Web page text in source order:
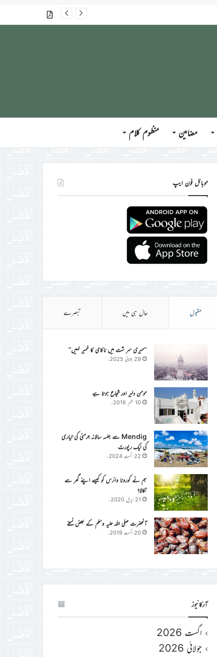
گذشتہ شمارے
مضامین منظوم کلام
موبائل فون ایپ
مقبول حال ہی میں تبصرے
’’میری سر شت میں ناکامی کا خمیر نہیں‘‘
29 جولائی 2025ء
مومن دلیر اور شجاع ہوتا ہے
10 ستمبر 2019ء
Mendig سے جلسہ سالانہ جرمنی کی تیاری
کی ایک رپورٹ
22 اگست 2024ء
ہم نے کورونا وائرس کو کیسے اپنے گھر سے
نکالا؟
21 اپریل 2020ء
آنحضرت صلی اللہ علیہ وسلم کے بعض نسخے
20 اگست 2019ء
آرکائیوز
اگست 2026
جولائی 2026